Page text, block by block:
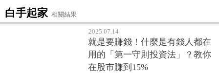
白手起家 相關結果
2025.07.14
就是要賺錢！什麼是有錢人都在
用的「第一守則投資法」？教你
在股市賺到15%